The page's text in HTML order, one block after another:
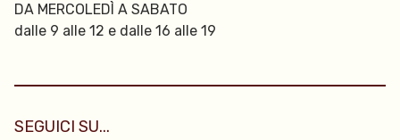
DA MERCOLEDÌ A SABATO
dalle 9 alle 12 e dalle 16 alle 19
SEGUICI SU...